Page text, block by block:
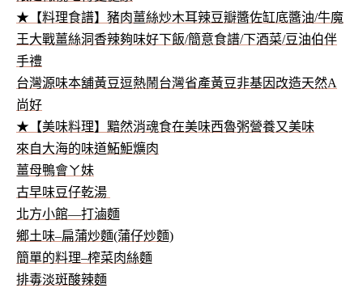
★【料理食譜】豬肉薑絲炒木耳辣豆瓣醬佐缸底醬油/牛魔
王大戰薑絲洞香辣夠味好下飯/簡意食譜/下酒菜/豆油伯伴
手禮
台灣源味本舖黃豆逗熱鬧台灣省產黃豆非基因改造天然A
尚好
★【美味料理】黯然消魂食在美味西魯粥營養又美味
來自大海的味道鮖鮔爌肉
薑母鴨會ㄚ妹
古早味豆仔乾湯
北方小館—打滷麵
鄉土味–扁蒲炒麵(蒲仔炒麵)
簡單的料理–榨菜肉絲麵
排毒淡斑酸辣麵